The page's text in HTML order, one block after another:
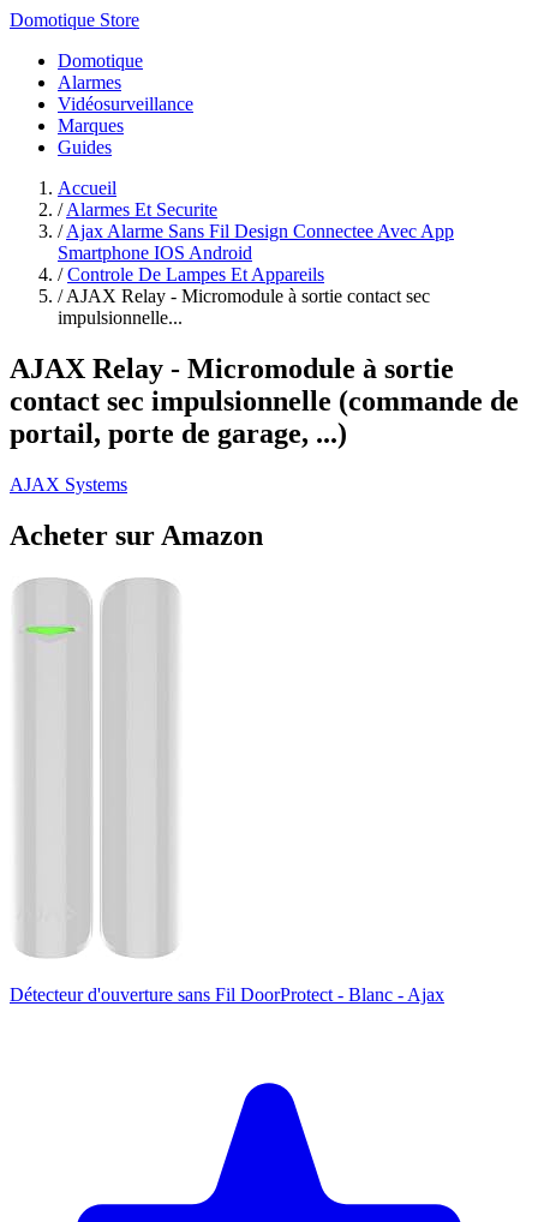
Domotique Store
Domotique
Alarmes
Vidéosurveillance
Marques
Guides
Accueil
/ Alarmes Et Securite
/ Ajax Alarme Sans Fil Design Connectee Avec App
Smartphone IOS Android
/ Controle De Lampes Et Appareils
/ AJAX Relay - Micromodule à sortie contact sec
impulsionnelle...
AJAX Relay - Micromodule à sortie
contact sec impulsionnelle (commande de
portail, porte de garage, ...)
AJAX Systems
Acheter sur Amazon
Détecteur d'ouverture sans Fil DoorProtect - Blanc - Ajax